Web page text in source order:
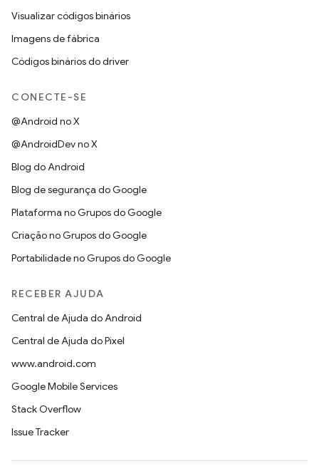
Visualizar códigos binários
Imagens de fábrica
Códigos binários do driver
CONECTE-SE
@Android no X
@AndroidDev no X
Blog do Android
Blog de segurança do Google
Plataforma no Grupos do Google
Criação no Grupos do Google
Portabilidade no Grupos do Google
RECEBER AJUDA
Central de Ajuda do Android
Central de Ajuda do Pixel
www.android.com
Google Mobile Services
Stack Overflow
Issue Tracker